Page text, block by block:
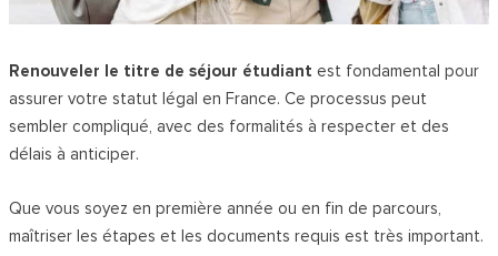
Renouveler le titre de séjour étudiant est fondamental pour
assurer votre statut légal en France. Ce processus peut
sembler compliqué, avec des formalités à respecter et des
délais à anticiper.
Que vous soyez en première année ou en fin de parcours,
maîtriser les étapes et les documents requis est très important.